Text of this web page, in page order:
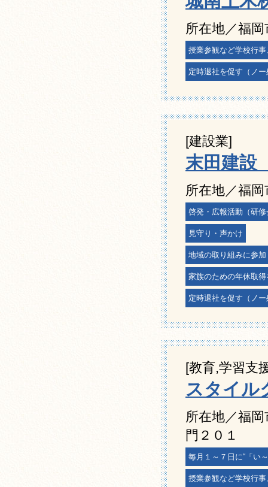
所在地／福
授業参観など学校行
定時退社を促す（ノ
[建設業]
末田建
所在地／福
啓発・広報活動（研
見守り・声かけ
地域の取り組みに参加
家族のための年休取得
定時退社を促す（ノ
[教育,学習支
スタイル
所在地／福
門２０１
毎月１～７日に“「い
授業参観など学校行